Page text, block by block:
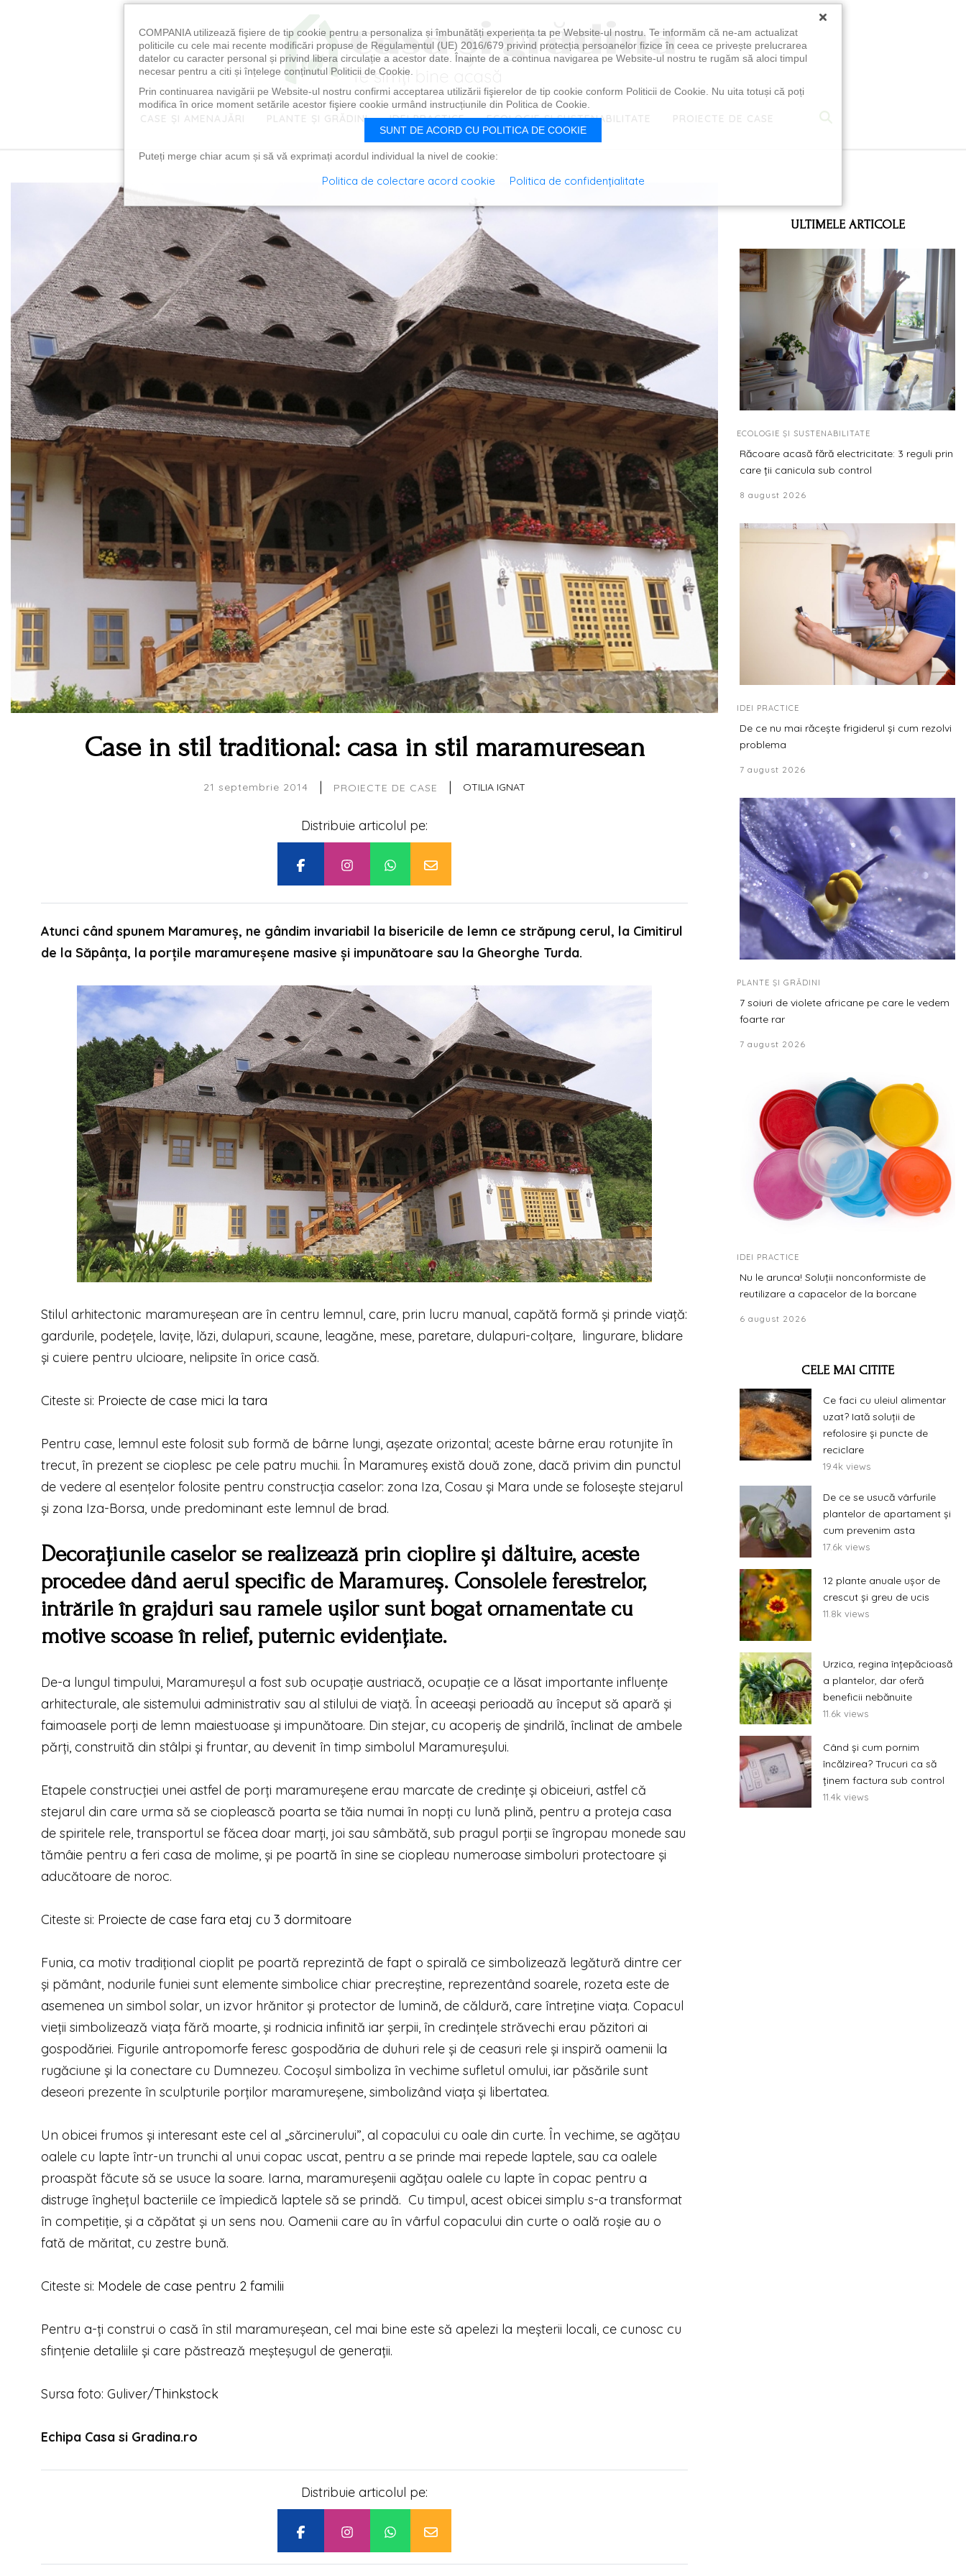
CASE ȘI AMENAJĂRI PLANTE ȘI GRĂDINI IDEI PRACTICE ECOLOGIE ȘI SUSTENABILITATE PROIECTE DE CASE
Case in stil traditional: casa in stil maramuresean
21 septembrie 2014 | PROIECTE DE CASE | OTILIA IGNAT
Distribuie articolul pe:
Atunci când spunem Maramureș, ne gândim invariabil la bisericile de lemn ce străpung cerul, la Cimitirul
de la Săpânța, la porțile maramureșene masive și impunătoare sau la Gheorghe Turda.
Stilul arhitectonic maramureșean are în centru lemnul, care, prin lucru manual, capătă formă și prinde viață:
gardurile, podeţele, laviţe, lăzi, dulapuri, scaune, leagăne, mese, paretare, dulapuri-colţare, lingurare, blidare
şi cuiere pentru ulcioare, nelipsite în orice casă.
Citeste si: Proiecte de case mici la tara
Pentru case, lemnul este folosit sub formă de bârne lungi, așezate orizontal; aceste bârne erau rotunjite în
trecut, în prezent se cioplesc pe cele patru muchii. În Maramureș există două zone, dacă privim din punctul
de vedere al esențelor folosite pentru construcția caselor: zona Iza, Cosau și Mara unde se folosește stejarul
și zona Iza-Borsa, unde predominant este lemnul de brad.
Decorațiunile caselor se realizează prin cioplire și dăltuire, aceste
procedee dând aerul specific de Maramureș. Consolele ferestrelor,
intrările în grajduri sau ramele ușilor sunt bogat ornamentate cu
motive scoase în relief, puternic evidențiate.
De-a lungul timpului, Maramureșul a fost sub ocupație austriacă, ocupație ce a lăsat importante influențe
arhitecturale, ale sistemului administrativ sau al stilului de viață. În aceeași perioadă au început să apară și
faimoasele porți de lemn maiestuoase și impunătoare. Din stejar, cu acoperiș de șindrilă, înclinat de ambele
părți, construită din stâlpi și fruntar, au devenit în timp simbolul Maramureșului.
Etapele construcției unei astfel de porți maramureșene erau marcate de credințe și obiceiuri, astfel că
stejarul din care urma să se cioplească poarta se tăia numai în nopți cu lună plină, pentru a proteja casa
de spiritele rele, transportul se făcea doar marți, joi sau sâmbătă, sub pragul porții se îngropau monede sau
tămâie pentru a feri casa de molime, și pe poartă în sine se ciopleau numeroase simboluri protectoare și
aducătoare de noroc.
Citeste si: Proiecte de case fara etaj cu 3 dormitoare
Funia, ca motiv tradițional cioplit pe poartă reprezintă de fapt o spirală ce simbolizează legătură dintre cer
și pământ, nodurile funiei sunt elemente simbolice chiar precreștine, reprezentând soarele, rozeta este de
asemenea un simbol solar, un izvor hrănitor și protector de lumină, de căldură, care întreține viața. Copacul
vieții simbolizează viața fără moarte, și rodnicia infinită iar șerpii, în credințele străvechi erau păzitori ai
gospodăriei. Figurile antropomorfe feresc gospodăria de duhuri rele și de ceasuri rele și inspiră oamenii la
rugăciune și la conectare cu Dumnezeu. Cocoșul simboliza în vechime sufletul omului, iar păsările sunt
deseori prezente în sculpturile porților maramureșene, simbolizând viața și libertatea.
Un obicei frumos și interesant este cel al „sărcinerului”, al copacului cu oale din curte. În vechime, se agățau
oalele cu lapte într-un trunchi al unui copac uscat, pentru a se prinde mai repede laptele, sau ca oalele
proaspăt făcute să se usuce la soare. Iarna, maramureșenii agățau oalele cu lapte în copac pentru a
distruge înghețul bacteriile ce împiedică laptele să se prindă. Cu timpul, acest obicei simplu s-a transformat
în competiție, și a căpătat și un sens nou. Oamenii care au în vârful copacului din curte o oală roșie au o
fată de măritat, cu zestre bună.
Citeste si: Modele de case pentru 2 familii
Pentru a-ți construi o casă în stil maramureșean, cel mai bine este să apelezi la meșterii locali, ce cunosc cu
sfințenie detaliile și care păstrează meșteșugul de generații.
Sursa foto: Guliver/Thinkstock
Echipa Casa si Gradina.ro
Distribuie articolul pe:
ULTIMELE ARTICOLE
ECOLOGIE ȘI SUSTENABILITATE
Răcoare acasă fără electricitate: 3 reguli prin
care ții canicula sub control
8 august 2026
IDEI PRACTICE
De ce nu mai răcește frigiderul și cum rezolvi
problema
7 august 2026
PLANTE ȘI GRĂDINI
7 soiuri de violete africane pe care le vedem
foarte rar
7 august 2026
IDEI PRACTICE
Nu le arunca! Soluții nonconformiste de
reutilizare a capacelor de la borcane
6 august 2026
CELE MAI CITITE
Ce faci cu uleiul alimentar
uzat? Iată soluții de
refolosire și puncte de
reciclare
19.4k views
De ce se usucă vârfurile
plantelor de apartament și
cum prevenim asta
17.6k views
12 plante anuale ușor de
crescut și greu de ucis
11.8k views
Urzica, regina înțepăcioasă
a plantelor, dar oferă
beneficii nebănuite
11.6k views
Când și cum pornim
încălzirea? Trucuri ca să
ținem factura sub control
11.4k views
×
COMPANIA utilizează fişiere de tip cookie pentru a personaliza și îmbunătăți experiența ta pe Website-ul nostru. Te informăm că ne-am actualizat
politicile cu cele mai recente modificări propuse de Regulamentul (UE) 2016/679 privind protecția persoanelor fizice în ceea ce privește prelucrarea
datelor cu caracter personal și privind libera circulație a acestor date. Înainte de a continua navigarea pe Website-ul nostru te rugăm să aloci timpul
necesar pentru a citi și înțelege conținutul Politicii de Cookie.
Prin continuarea navigării pe Website-ul nostru confirmi acceptarea utilizării fişierelor de tip cookie conform Politicii de Cookie. Nu uita totuși că poți
modifica în orice moment setările acestor fişiere cookie urmând instrucțiunile din Politica de Cookie.
SUNT DE ACORD CU POLITICA DE COOKIE
Puteți merge chiar acum și să vă exprimați acordul individual la nivel de cookie:
Politica de colectare acord cookie Politica de confidențialitate